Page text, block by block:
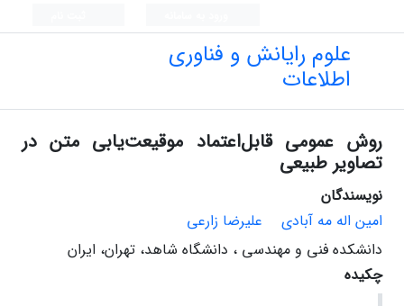
علوم رایانش و فناوری
اطلاعات
روش عمومی قابل‌اعتماد موقیعت‌یابی متن در
تصاویر طبیعی
نویسندگان
امین اله مه آبادی
علیرضا زارعی
دانشکده فنی و مهندسی ، دانشگاه ﺷﺎﻫﺪ، ﺗﻬﺮان، اﻳﺮان
چکیده